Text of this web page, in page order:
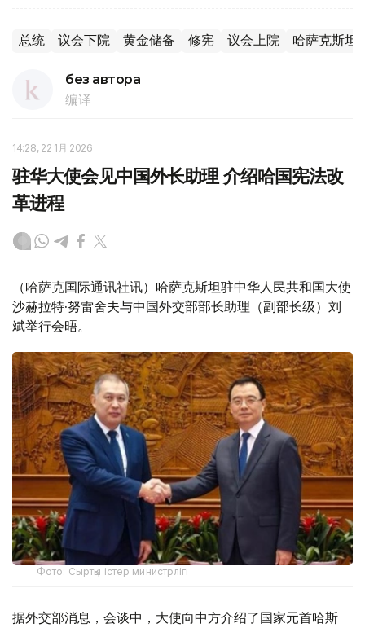
总统 议会下院 黄金储备 修宪 议会上院 哈萨克斯坦
без автора
编译
14:28, 22 1月 2026
驻华大使会见中国外长助理 介绍哈国宪法改
革进程
（哈萨克国际通讯社讯）哈萨克斯坦驻中华人民共和国大使
沙赫拉特·努雷舍夫与中国外交部部长助理（副部长级）刘
斌举行会晤。
Фото: Сыртқы істер министрлігі
据外交部消息，会谈中，大使向中方介绍了国家元首哈斯